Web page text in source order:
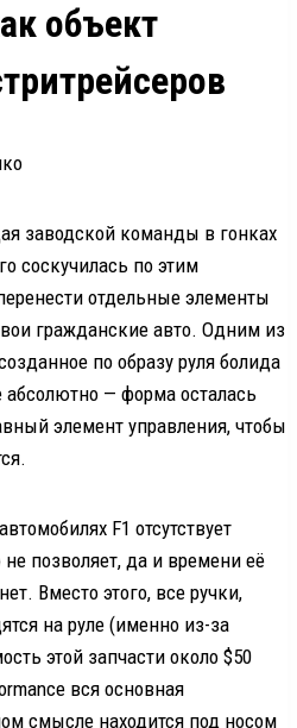
объект
заводской команды в гонках
соскучилась по этим
отдельные элементы
гражданские авто. Одним из
по образу руля болида
абсолютно — форма осталась
элемент управления, чтобы
F1 отсутствует
позволяет, да и времени её
Вместо этого, все ручки,
на руле (именно из-за
этой запчасти около $50
вся основная
смысле находится под носом